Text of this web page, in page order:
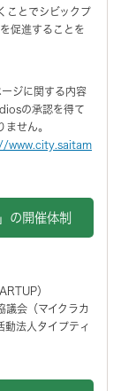
ことでシビックプ
促進することを
ジに関する内容
の承認を得て
せん。
www.city.saitam
開催体制
）
議会（マイクラカ
動法人タイプティ